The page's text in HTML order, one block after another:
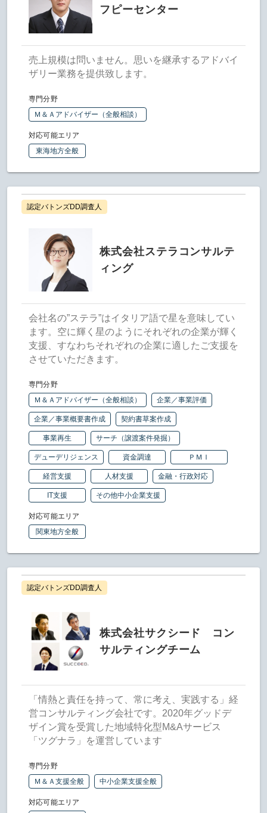
フピーセンター
売上規模は問いません。思いを継承するアドバイ
ザリー業務を提供致します。
専門分野
Ｍ＆Ａアドバイザー（全般相談）
対応可能エリア
東海地方全般
認定バトンズDD調査人
株式会社ステラコンサルテ
ィング
会社名の”ステラ”はイタリア語で星を意味してい
ます。空に輝く星のようにそれぞれの企業が輝く
支援、すなわちそれぞれの企業に適したご支援を
させていただきます。
専門分野
Ｍ＆Ａアドバイザー（全般相談）
企業／事業評価
企業／事業概要書作成 契約書草案作成
事業再生 サーチ（譲渡案件発掘）
デューデリジェンス 資金調達 ＰＭＩ
経営支援 人材支援 金融・行政対応
IT支援 その他中小企業支援
対応可能エリア
関東地方全般
認定バトンズDD調査人
株式会社サクシード コン
サルティングチーム
「情熱と責任を持って、常に考え、実践する」経
営コンサルティング会社です。2020年グッドデ
ザイン賞を受賞した地域特化型M&Aサービス
「ツグナラ」を運営しています
専門分野
Ｍ＆Ａ支援全般
中小企業支援全般
対応可能エリア